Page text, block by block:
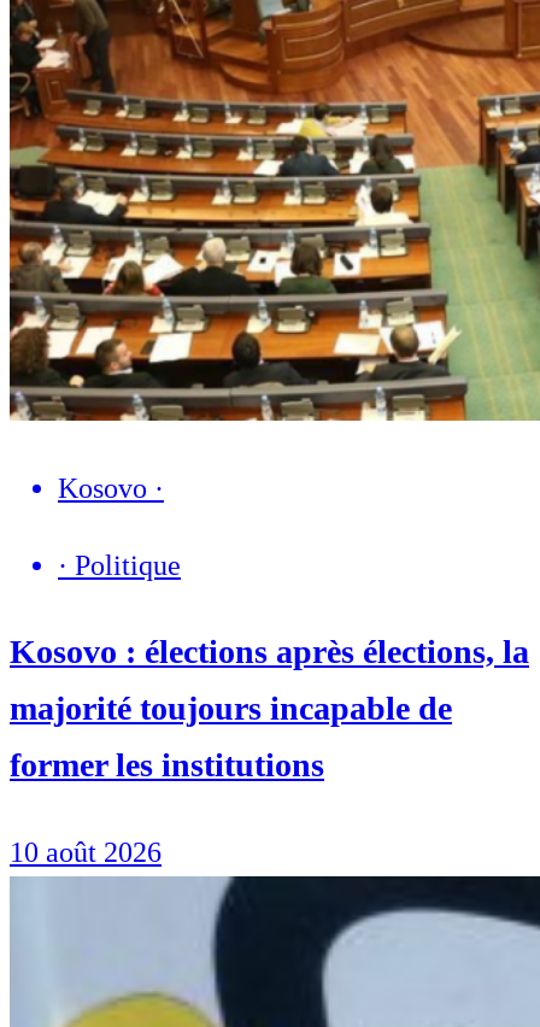
Kosovo ·
· Politique
Kosovo : élections après élections, la
majorité toujours incapable de
former les institutions
10 août 2026